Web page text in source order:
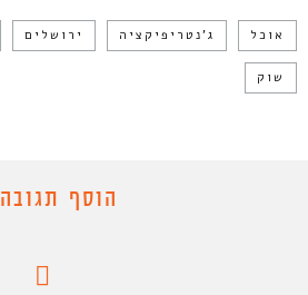
אוכל ג'נטריפיקציה ירושלים
שוק
הוסף תגובה